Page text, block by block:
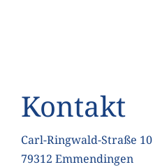
Kontakt
Carl-Ringwald-Straße 10
79312 Emmendingen